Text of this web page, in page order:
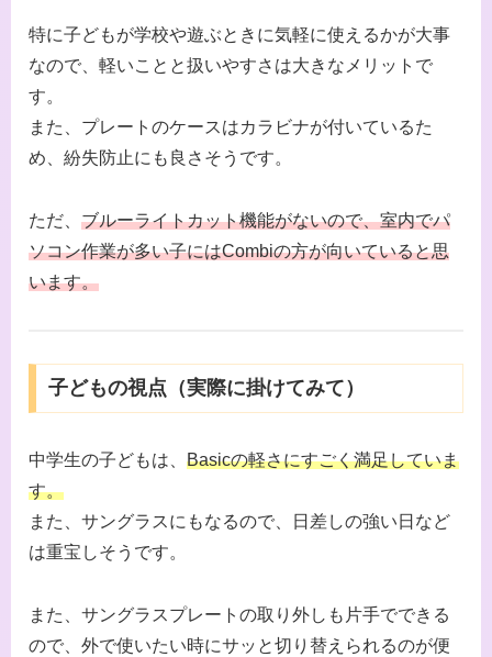
特に子どもが学校や遊ぶときに気軽に使えるかが大事
なので、軽いことと扱いやすさは大きなメリットで
す。
また、プレートのケースはカラビナが付いているた
め、紛失防止にも良さそうです。
ただ、 ブルーライトカット機能がないので、室内でパ
ソコン作業が多い子にはCombiの方が向いていると思
います。
子どもの視点（実際に掛けてみて）
中学生の子どもは、 Basicの軽さにすごく満足していま
す。
また、サングラスにもなるので、日差しの強い日など
は重宝しそうです。
また、サングラスプレートの取り外しも片手でできる
ので、外で使いたい時にサッと切り替えられるのが便